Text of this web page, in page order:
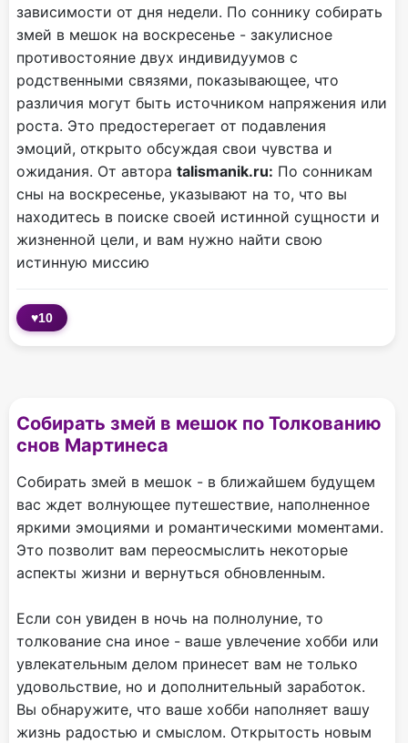
зависимости от дня недели. По соннику собирать
змей в мешок на воскресенье - закулисное
противостояние двух индивидуумов с
родственными связями, показывающее, что
различия могут быть источником напряжения или
роста. Это предостерегает от подавления
эмоций, открыто обсуждая свои чувства и
ожидания. От автора talismanik.ru: По сонникам
сны на воскресенье, указывают на то, что вы
находитесь в поиске своей истинной сущности и
жизненной цели, и вам нужно найти свою
истинную миссию
♥10
Собирать змей в мешок по Толкованию
снов Мартинеса
Собирать змей в мешок - в ближайшем будущем
вас ждет волнующее путешествие, наполненное
яркими эмоциями и романтическими моментами.
Это позволит вам переосмыслить некоторые
аспекты жизни и вернуться обновленным.
Если сон увиден в ночь на полнолуние, то
толкование сна иное - ваше увлечение хобби или
увлекательным делом принесет вам не только
удовольствие, но и дополнительный заработок.
Вы обнаружите, что ваше хобби наполняет вашу
жизнь радостью и смыслом. Открытость новым